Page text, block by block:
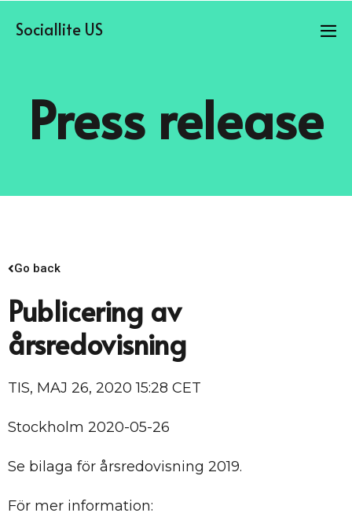
Sociallite US
Press release
Go back
Publicering av
årsredovisning
TIS, MAJ 26, 2020 15:28 CET
Stockholm 2020-05-26
Se bilaga för årsredovisning 2019.
För mer information: